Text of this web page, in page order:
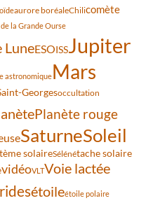
aurore boréaleChilicomète
la Grande Ourse
LuneESOISSJupiter
astronomiqueMars
Georgesoccultation
Planète rouge
SaturneSoleil
solaireSélénétache solaire
vidéoVLTVoie lactée
étoileétoile polaire